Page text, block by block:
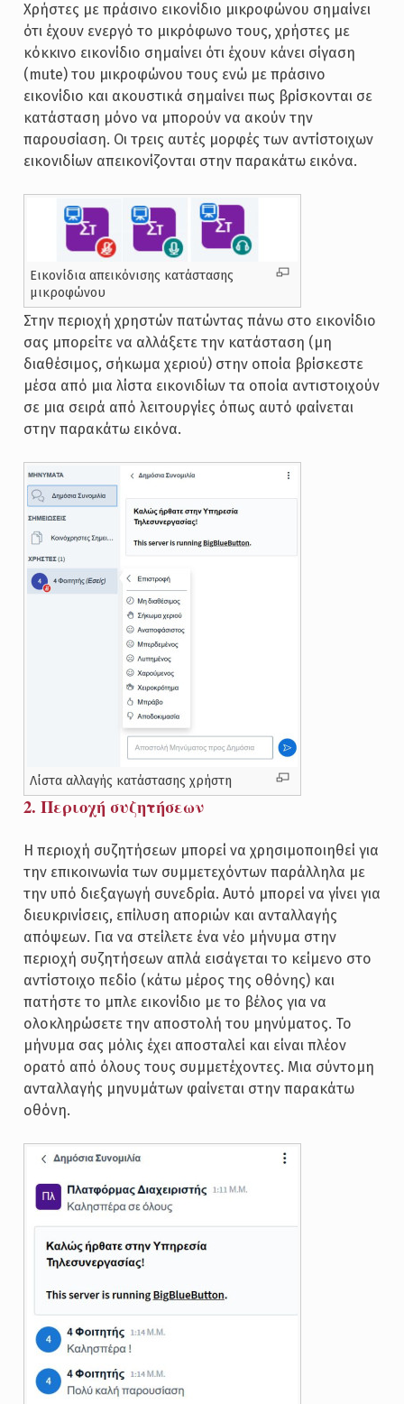
Χρήστες με πράσινο εικονίδιο μικροφώνου σημαίνει
ότι έχουν ενεργό το μικρόφωνο τους, χρήστες με
κόκκινο εικονίδιο σημαίνει ότι έχουν κάνει σίγαση
(mute) του μικροφώνου τους ενώ με πράσινο
εικονίδιο και ακουστικά σημαίνει πως βρίσκονται σε
κατάσταση μόνο να μπορούν να ακούν την
παρουσίαση. Οι τρεις αυτές μορφές των αντίστοιχων
εικονιδίων απεικονίζονται στην παρακάτω εικόνα.
Εικονίδια απεικόνισης κατάστασης
μικροφώνου
Στην περιοχή χρηστών πατώντας πάνω στο εικονίδιο
σας μπορείτε να αλλάξετε την κατάσταση (μη
διαθέσιμος, σήκωμα χεριού) στην οποία βρίσκεστε
μέσα από μια λίστα εικονιδίων τα οποία αντιστοιχούν
σε μια σειρά από λειτουργίες όπως αυτό φαίνεται
στην παρακάτω εικόνα.
Λίστα αλλαγής κατάστασης χρήστη
2. Περιοχή συζητήσεων
Η περιοχή συζητήσεων μπορεί να χρησιμοποιηθεί για
την επικοινωνία των συμμετεχόντων παράλληλα με
την υπό διεξαγωγή συνεδρία. Αυτό μπορεί να γίνει για
διευκρινίσεις, επίλυση αποριών και ανταλλαγής
απόψεων. Για να στείλετε ένα νέο μήνυμα στην
περιοχή συζητήσεων απλά εισάγεται το κείμενο στο
αντίστοιχο πεδίο (κάτω μέρος της οθόνης) και
πατήστε το μπλε εικονίδιο με το βέλος για να
ολοκληρώσετε την αποστολή του μηνύματος. Το
μήνυμα σας μόλις έχει αποσταλεί και είναι πλέον
ορατό από όλους τους συμμετέχοντες. Μια σύντομη
ανταλλαγής μηνυμάτων φαίνεται στην παρακάτω
οθόνη.